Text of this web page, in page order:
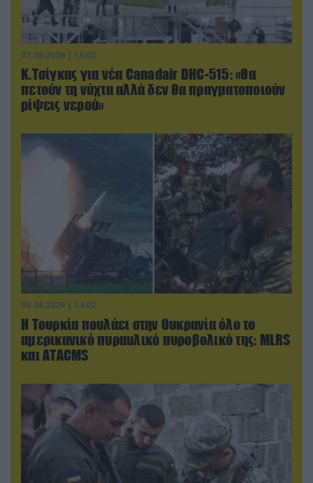
07.08.2026 | 16:02
Κ.Τσίγκας για νέα Canadair DHC-515: «Θα
πετούν τη νύχτα αλλά δεν θα πραγματοποιούν
ρίψεις νερού»
08.08.2026 | 14:02
Η Τουρκία πουλάει στην Ουκρανία όλο το
αμερικανικό πυραυλικό πυροβολικό της: MLRS
και ΑΤΑCMS